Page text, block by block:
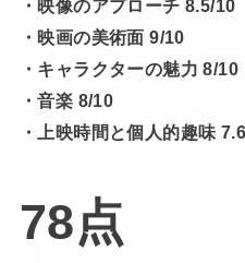
・映像のアプローチ 8.5/10
・映画の美術面 9/10
・キャラクターの魅力 8/10
・音楽 8/10
・上映時間と個人的趣味
78点